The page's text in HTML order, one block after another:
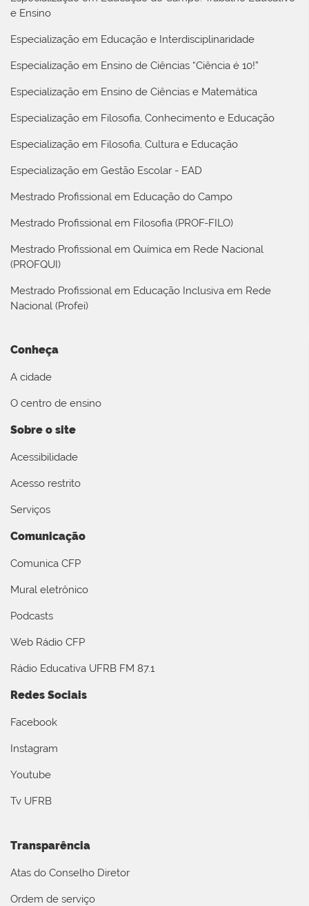
e Ensino
Especialização em Educação e Interdisciplinaridade
Especialização em Ensino de Ciências “Ciência é 10!”
Especialização em Ensino de Ciências e Matemática
Especialização em Filosofia, Conhecimento e Educação
Especialização em Filosofia, Cultura e Educação
Especialização em Gestão Escolar - EAD
Mestrado Profissional em Educação do Campo
Mestrado Profissional em Filosofia (PROF-FILO)
Mestrado Profissional em Química em Rede Nacional
(PROFQUI)
Mestrado Profissional em Educação Inclusiva em Rede
Nacional (Profei)
Conheça
A cidade
O centro de ensino
Sobre o site
Acessibilidade
Acesso restrito
Serviços
Comunicação
Comunica CFP
Mural eletrônico
Podcasts
Web Rádio CFP
Rádio Educativa UFRB FM 87.1
Redes Sociais
Facebook
Instagram
Youtube
Tv UFRB
Transparência
Atas do Conselho Diretor
Ordem de serviço